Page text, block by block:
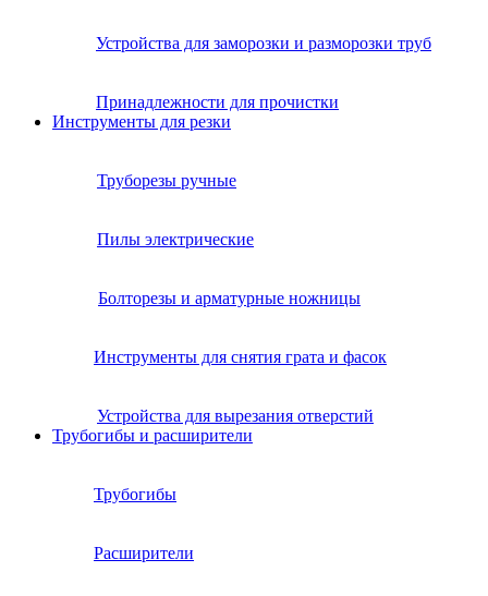
Устройства для заморозки и разморозки труб
Принадлежности для прочистки
Инструменты для резки
Труборезы ручные
Пилы электрические
Болторезы и арматурные ножницы
Инструменты для снятия грата и фасок
Устройства для вырезания отверстий
Трубогибы и расширители
Трубогибы
Расширители